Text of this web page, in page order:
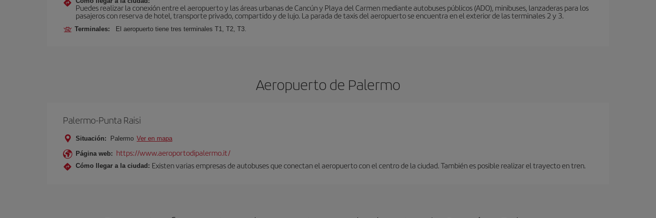
Puedes realizar la conexión entre el aeropuerto y las áreas urbanas de Cancún y Playa del Carmen mediante autobuses públicos (ADO), minibuses, lanzaderas para los
pasajeros con reserva de hotel, transporte privado, compartido y de lujo. La parada de taxis del aeropuerto se encuentra en el exterior de las terminales 2 y 3.
Terminales: El aeropuerto tiene tres terminales T1, T2, T3.
Aeropuerto de Palermo
Palermo-Punta Raisi
Situación: Palermo Ver en mapa
Página web: https://www.aeroportodipalermo.it/
Cómo llegar a la ciudad: Existen varias empresas de autobuses que conectan el aeropuerto con el centro de la ciudad. También es posible realizar el trayecto en tren.